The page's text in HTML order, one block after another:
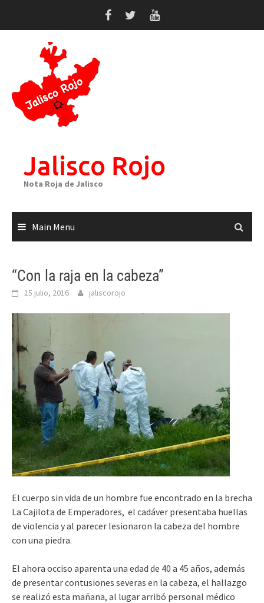
Jalisco Rojo
Nota Roja de Jalisco
Main Menu
“Con la raja en la cabeza”
15 julio, 2016 jaliscorojo
El cuerpo sin vida de un hombre fue encontrado en la brecha
La Cajilota de Emperadores, el cadáver presentaba huellas
de violencia y al parecer lesionaron la cabeza del hombre
con una piedra.
El ahora occiso aparenta una edad de 40 a 45 años, además
de presentar contusiones severas en la cabeza, el hallazgo
se realizó esta mañana, al lugar arribó personal médico